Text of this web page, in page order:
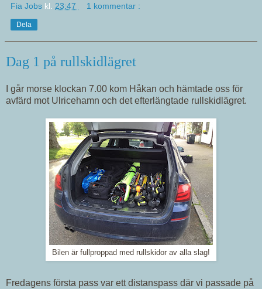
Fia Jobs kl. 23:47 1 kommentar :
Dela
Dag 1 på rullskidlägret
I går morse klockan 7.00 kom Håkan och hämtade oss för
avfärd mot Ulricehamn och det efterlängtade rullskidlägret.
Bilen är fullproppad med rullskidor av alla slag!
Fredagens första pass var ett distanspass där vi passade på